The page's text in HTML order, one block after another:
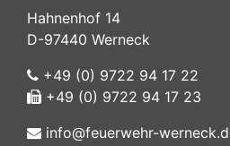
Hahnenhof 14
D-97440 Werneck
+49 (0) 9722 94 17 22
+49 (0) 9722 94 17 23
info@feuerwehr-